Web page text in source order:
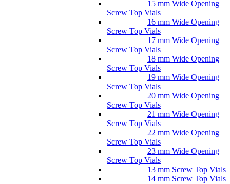
15 mm Wide Opening
Screw Top Vials
16 mm Wide Opening
Screw Top Vials
17 mm Wide Opening
Screw Top Vials
18 mm Wide Opening
Screw Top Vials
19 mm Wide Opening
Screw Top Vials
20 mm Wide Opening
Screw Top Vials
21 mm Wide Opening
Screw Top Vials
22 mm Wide Opening
Screw Top Vials
23 mm Wide Opening
Screw Top Vials
13 mm Screw Top Vials
14 mm Screw Top Vials